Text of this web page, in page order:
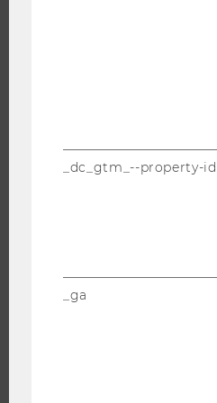
_dc_gtm_--property-
_ga